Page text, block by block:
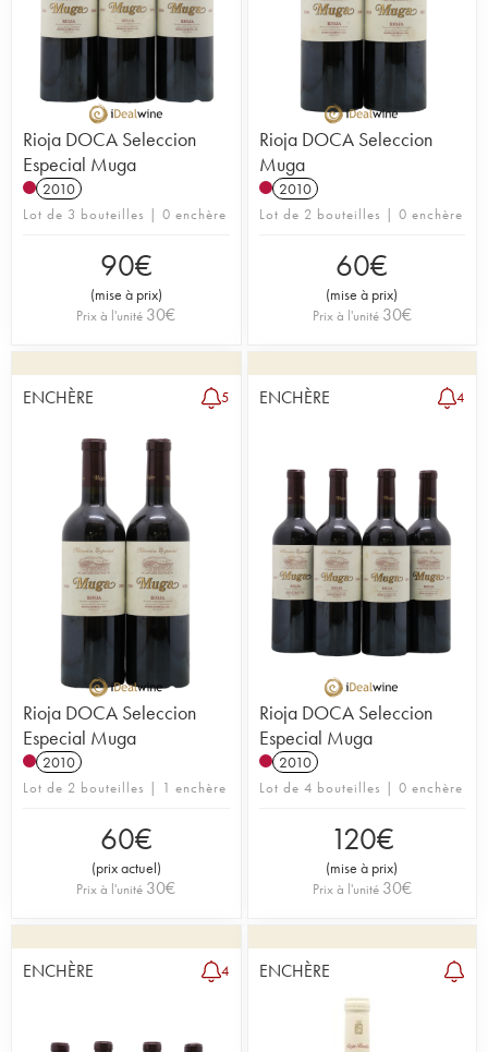
Rioja DOCA Seleccion
Especial Muga
2010
Lot de 3 bouteilles | 0 enchère
90€
(mise à prix)
Prix à l'unité 30€
Rioja DOCA Seleccion
Muga
2010
Lot de 2 bouteilles | 0 enchère
60€
(mise à prix)
Prix à l'unité 30€
ENCHÈRE 5
Rioja DOCA Seleccion
Especial Muga
2010
Lot de 2 bouteilles | 1 enchère
60€
(prix actuel)
Prix à l'unité 30€
ENCHÈRE 4
Rioja DOCA Seleccion
Especial Muga
2010
Lot de 4 bouteilles | 0 enchère
120€
(mise à prix)
Prix à l'unité 30€
ENCHÈRE 4 ENCHÈRE